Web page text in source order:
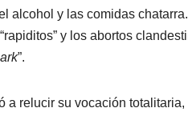
alcohol y las comidas
y los abortos
”.
a relucir su vocación